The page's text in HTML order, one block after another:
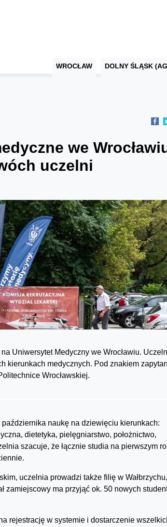
WROCŁAW DOLNY ŚLĄSK
we
uczelni
Uniwersytet Medyczny we Wrocławiu.
kierunkach medycznych. Pod znakiem
Wrocławskiej.
naukę na dziewięciu kierunkach:
dietetyka, pielęgniarstwo, położnictwo,
szacuje, że łącznie studia na pierwszym
uczelnia prowadzi także filię w Wałbrzychu,
zamiejscowy ma przyjąć ok. 50 nowych
rejestrację w systemie i dostarczenie